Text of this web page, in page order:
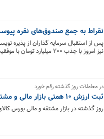
نقراط به جمع صندوق‌های نقره
در معاملات روز گذشته رقم خورد
ثبت ارزش ۱۰ همتی بازار مالی و مشتقه بورس کالا
روز گذشته در بازار مشتقه و مالی بورس کالای ایران ۲ میلیارد و ۳۲ میلیون قرارداد به ارزش ۱۰.۴هزار